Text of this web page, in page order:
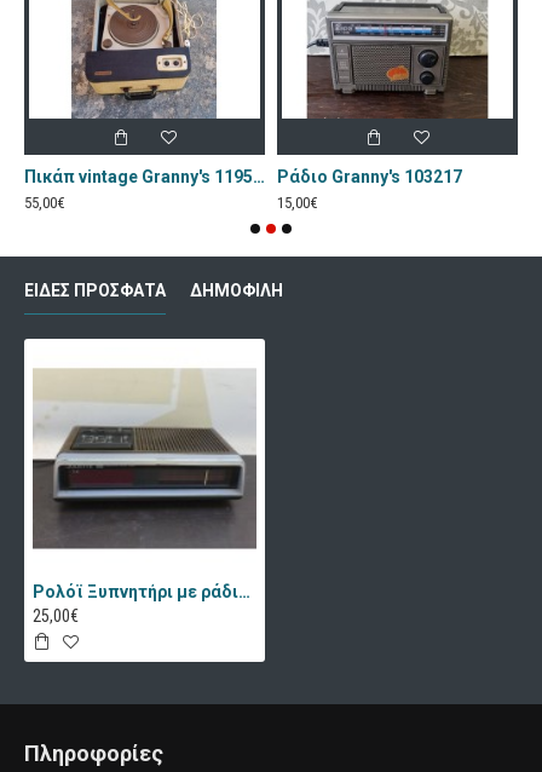
Πικάπ vintage Granny's 119531
55,00€
Ράδιο Granny's 103217
15,00€
ΕΊΔΕΣ ΠΡΌΣΦΑΤΑ ΔΗΜΟΦΙΛΉ
Ρολόϊ Ξυπνητήρι με ράδιο luliette Granny's 32975
25,00€
Πληροφορίες